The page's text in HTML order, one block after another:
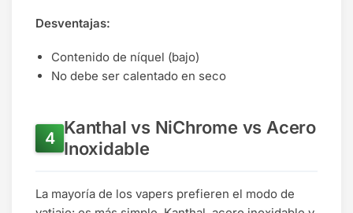
Desventajas:
Contenido de níquel (bajo)
No debe ser calentado en seco
Kanthal vs NiChrome vs Acero
Inoxidable
La mayoría de los vapers prefieren el modo de